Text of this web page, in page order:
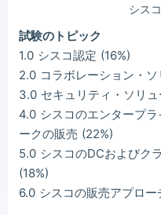
シス
試験のトピック
1.0 シスコ認定 (16%)
2.0 コラボレーション・
3.0 セキュリティ・ソリ
4.0 シスコのエンタープ
ークの販売 (22%)
5.0 シスコのDCおよびク
(18%)
6.0 シスコの販売アプロー